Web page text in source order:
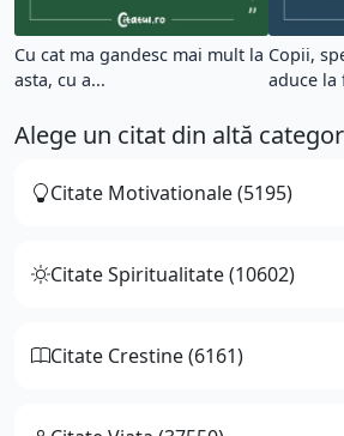
Cu cat ma gandesc mai mult la
asta, cu a...
Copii,
aduce la
Alege un citat din altă
Citate Motivationale (5195)
Citate Spiritualitate (10602)
Citate Crestine (6161)